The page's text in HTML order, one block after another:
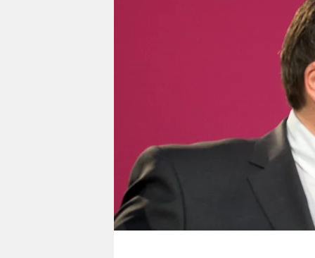
fragen & hilfe
unterstützen
abo
genossenschaft